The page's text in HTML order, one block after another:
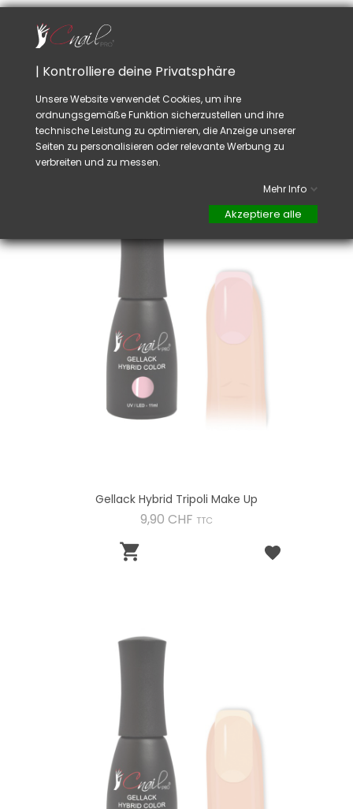
9,90 CHFPreis
TTC

Gellack Hybrid Tripoli Make Up
9,90 CHF Preis
TTC

| Kontrolliere deine Privatsphäre
Unsere Website verwendet Cookies, um ihre
ordnungsgemäße Funktion sicherzustellen und ihre
technische Leistung zu optimieren, die Anzeige unserer
Seiten zu personalisieren oder relevante Werbung zu
verbreiten und zu messen.
Mehr Info
Akzeptiere alle